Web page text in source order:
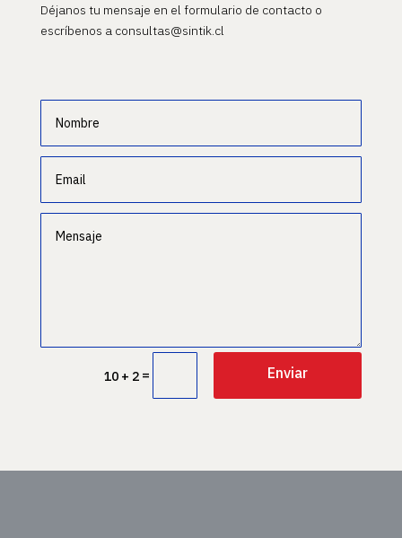
Déjanos tu mensaje en el formulario de contacto o
escríbenos a consultas@sintik.cl
10 + 2 = Enviar